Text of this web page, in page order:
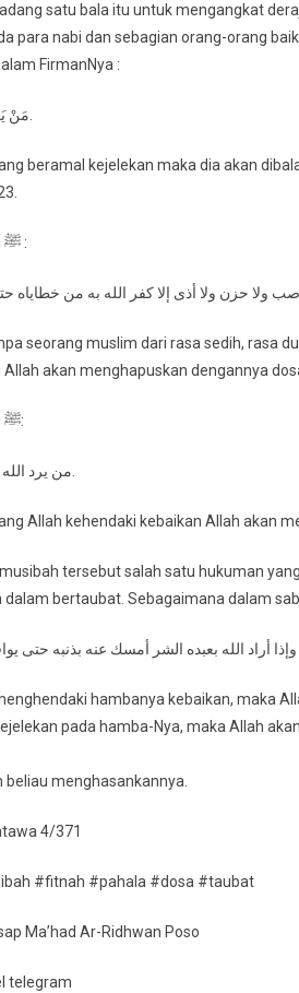
satu bala itu untuk mengangkat
para nabi dan sebagian orang-orang
FirmanNya :
مَنْ يَعْمَلْ سُوءًا يُجْزَ بِهِ.
beramal kejelekan maka dia akan
Dan sabda Nabi ﷺ :
seorang muslim dari rasa sedih, rasa
Allah akan menghapuskan dengannya
Dan sabda Nabi ﷺ:
من يرد الله به خيرا يصب منه.
Allah kehendaki kebaikan Allah akan
tersebut salah satu hukuman
hambanya kebaikan, maka
pada hamba-Nya, maka Allah
beliau menghasankannya.
4/371
#fitnah #pahala #dosa #taubat
Ma’had Ar-Ridhwan Poso
telegram